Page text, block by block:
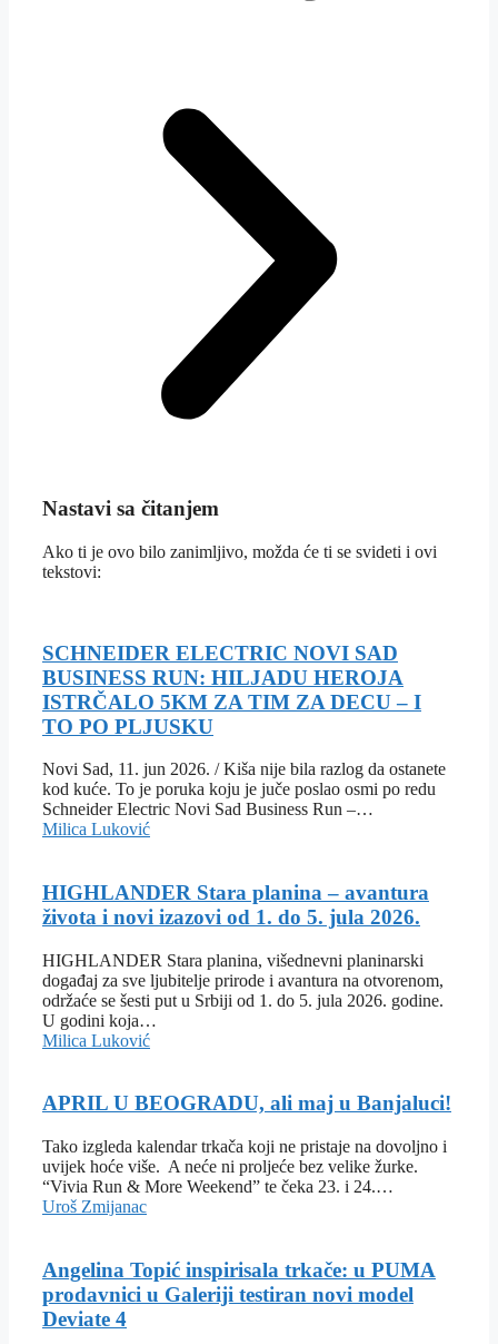
Nastavi sa čitanjem
Ako ti je ovo bilo zanimljivo, možda će ti se svideti i ovi
tekstovi:
SCHNEIDER ELECTRIC NOVI SAD
BUSINESS RUN: HILJADU HEROJA
ISTRČALO 5KM ZA TIM ZA DECU – I
TO PO PLJUSKU
Novi Sad, 11. jun 2026. / Kiša nije bila razlog da ostanete
kod kuće. To je poruka koju je juče poslao osmi po redu
Schneider Electric Novi Sad Business Run –…
Milica Luković
HIGHLANDER Stara planina – avantura
života i novi izazovi od 1. do 5. jula 2026.
HIGHLANDER Stara planina, višednevni planinarski
događaj za sve ljubitelje prirode i avantura na otvorenom,
održaće se šesti put u Srbiji od 1. do 5. jula 2026. godine.
U godini koja…
Milica Luković
APRIL U BEOGRADU, ali maj u Banjaluci!
Tako izgleda kalendar trkača koji ne pristaje na dovoljno i
uvijek hoće više. A neće ni proljeće bez velike žurke.
“Vivia Run & More Weekend” te čeka 23. i 24.…
Uroš Zmijanac
Angelina Topić inspirisala trkače: u PUMA
prodavnici u Galeriji testiran novi model
Deviate 4